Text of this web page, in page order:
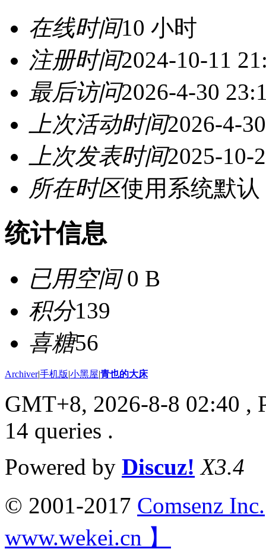
在线时间10 小时
注册时间2024-10-11
最后访问2026-4-30
上次活动时间2026-4-
上次发表时间2025-10-
所在时区使用系统默认
统计信息
已用空间0 B
积分139
喜糖56
Archiver|手机版|小黑屋|青也的大床
GMT+8, 2026-8-8 02:40 ,
14 queries .
Powered by Discuz! X3.4
© 2001-2017 Comsenz Inc.
www.wekei.cn 】